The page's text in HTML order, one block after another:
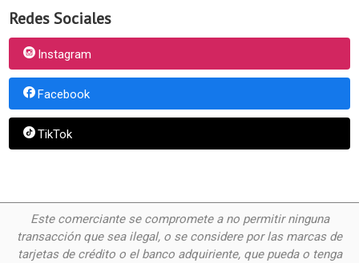
Redes Sociales
Instagram
Facebook
TikTok
Este comerciante se compromete a no permitir ninguna
transacción que sea ilegal, o se considere por las marcas de
tarjetas de crédito o el banco adquiriente, que pueda o tenga